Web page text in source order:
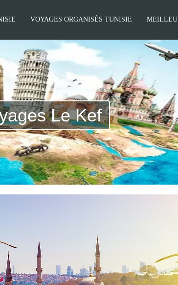
VOYAGES ORGANISÉS TUNISIE
Le Kef